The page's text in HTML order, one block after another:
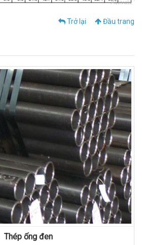
Trở lại Đầu trang
Thép ống đen